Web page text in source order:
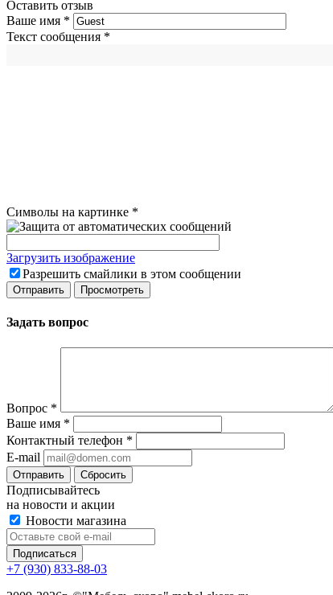
Оставить отзыв
Ваше имя *
Текст сообщения *
Символы на картинке *
Загрузить изображение
Разрешить смайлики в этом сообщении
Задать вопрос
Вопрос *
Ваше имя *
Контактный телефон *
E-mail
Сбросить
Подписывайтесь
на новости и акции
Новости магазина
+7 (930) 833-88-03